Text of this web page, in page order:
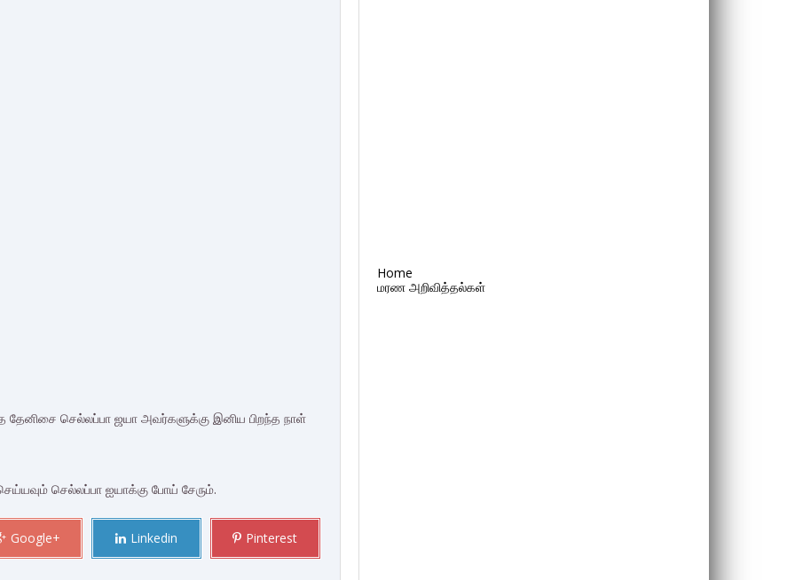
செல்லப்பா ஜயா அவர்களுக்கு இனிய பிறந்த நாள்
செல்லப்பா ஐயாக்கு போய் சேரும்.
Google+ Linkedin Pinterest
Home
மரண அறிவித்தல்கள்